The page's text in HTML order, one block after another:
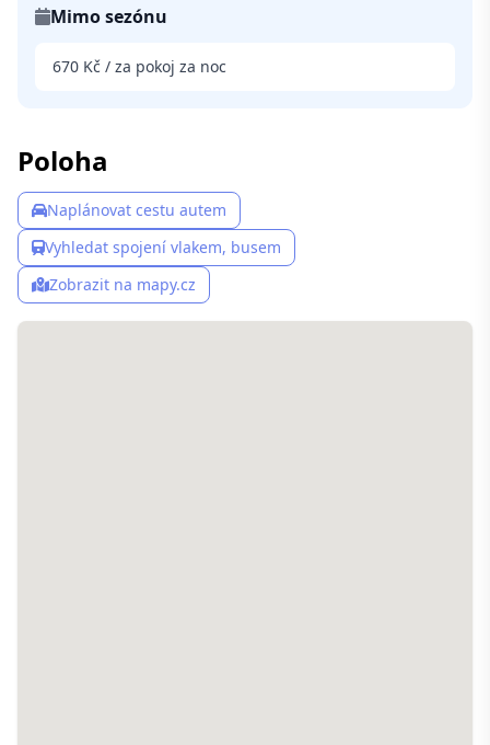
Mimo sezónu
670 Kč / za pokoj za noc
Poloha
Naplánovat cestu autem
Vyhledat spojení vlakem, busem
Zobrazit na mapy.cz